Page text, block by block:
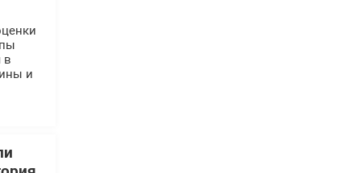
в
и